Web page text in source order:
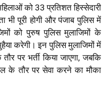
को 33 प्रतिशत हिस्सेदारी
भी पूरी होगी और पंजाब पुलिस में
को पुरुष पुलिस मुलाजिमों के
करेगी। इन पुलिस मुलाजिमों में
पर भर्ती किया जाएगा, जबकि
के तौर पर सेवा करने का मौका